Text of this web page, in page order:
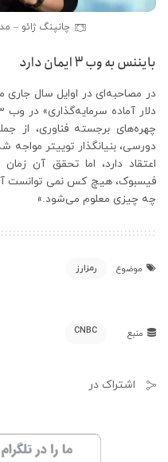
چانپنگ ژائو –
بایننس به وب 3 ایمان دارد
در مصاحبه‌ای در اوایل سال جاری
چهره‌های برجسته فناوری، از
دورسی، بنیانگذار توییتر
اعتقاد دارد، اما تحقق آن زمان
فیسبوک، هیچ کس نمی توانست آن
چه چیزی معلوم می‌شود.»
موضوع رمزارز
منبع CNBC
اشتراک در